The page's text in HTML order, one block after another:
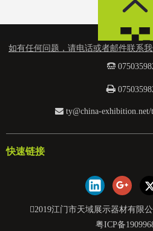
如有任何问题，请电话或者邮件联系
 0

 ty@china-exhibition.net/
快速链接
2019江门市天域展示器材有限
粤ICP备